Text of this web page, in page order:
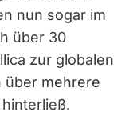
nun sogar im
über 30
zur globalen
über mehrere